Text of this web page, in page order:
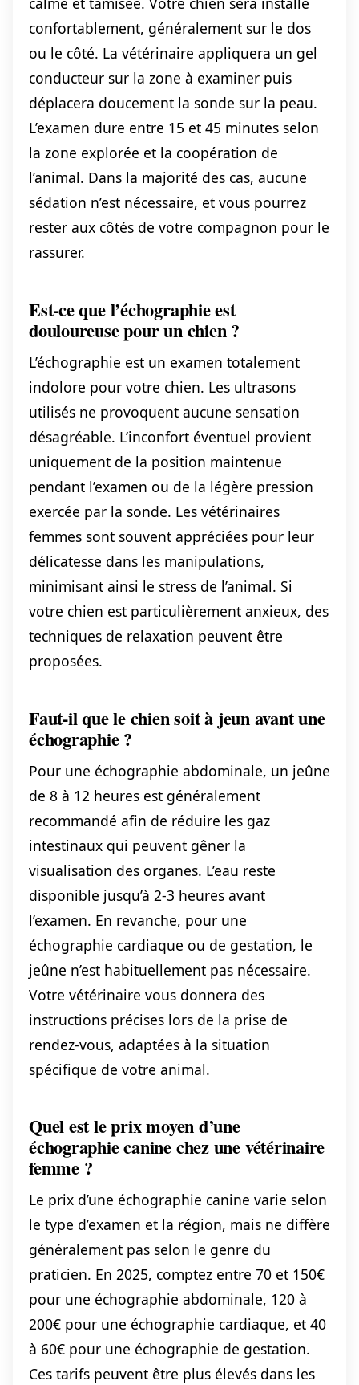
confortablement, généralement sur le dos
ou le côté. La vétérinaire appliquera un gel
conducteur sur la zone à examiner puis
déplacera doucement la sonde sur la peau.
L’examen dure entre 15 et 45 minutes selon
la zone explorée et la coopération de
l’animal. Dans la majorité des cas, aucune
sédation n’est nécessaire, et vous pourrez
rester aux côtés de votre compagnon pour le
rassurer.
Est-ce que l’échographie est
douloureuse pour un chien ?
L’échographie est un examen totalement
indolore pour votre chien. Les ultrasons
utilisés ne provoquent aucune sensation
désagréable. L’inconfort éventuel provient
uniquement de la position maintenue
pendant l’examen ou de la légère pression
exercée par la sonde. Les vétérinaires
femmes sont souvent appréciées pour leur
délicatesse dans les manipulations,
minimisant ainsi le stress de l’animal. Si
votre chien est particulièrement anxieux, des
techniques de relaxation peuvent être
proposées.
Faut-il que le chien soit à jeun avant une
échographie ?
Pour une échographie abdominale, un jeûne
de 8 à 12 heures est généralement
recommandé afin de réduire les gaz
intestinaux qui peuvent gêner la
visualisation des organes. L’eau reste
disponible jusqu’à 2-3 heures avant
l’examen. En revanche, pour une
échographie cardiaque ou de gestation, le
jeûne n’est habituellement pas nécessaire.
Votre vétérinaire vous donnera des
instructions précises lors de la prise de
rendez-vous, adaptées à la situation
spécifique de votre animal.
Quel est le prix moyen d’une
échographie canine chez une vétérinaire
femme ?
Le prix d’une échographie canine varie selon
le type d’examen et la région, mais ne diffère
généralement pas selon le genre du
praticien. En 2025, comptez entre 70 et 150€
pour une échographie abdominale, 120 à
200€ pour une échographie cardiaque, et 40
à 60€ pour une échographie de gestation.
Ces tarifs peuvent être plus élevés dans les